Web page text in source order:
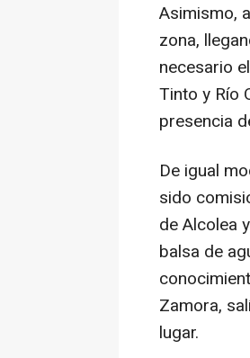
Asimismo,
zona,
necesario
Tinto y Río
presencia
De igual
sido
de Alcolea
balsa de
Zamora,
lugar.